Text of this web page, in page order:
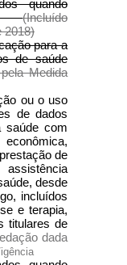
quando
ou(Incluído
2018)
para a
de saúde
Medida
ou o uso
de dados
saúde com
de
desde
incluídos
e terapia,
titulares de
dada